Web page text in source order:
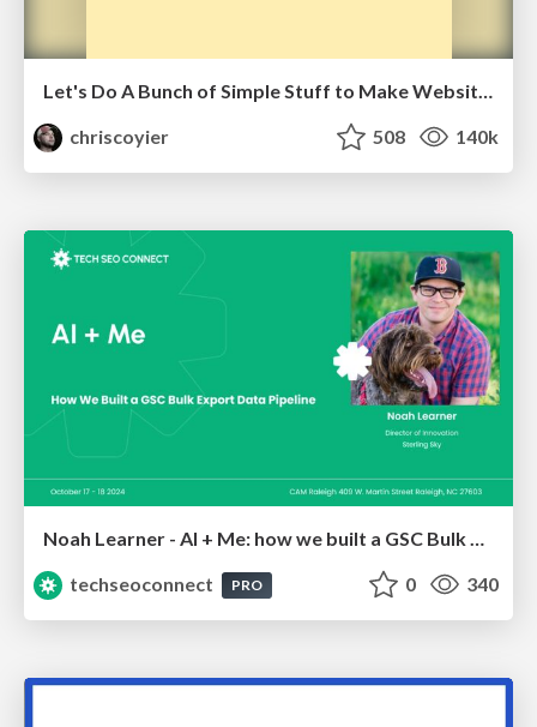
Let's Do A Bunch of Simple Stuff to Make Websites Faster
chriscoyier
508 140k
Noah Learner - AI + Me: how we built a GSC Bulk Export data pipeline
techseoconnect
PRO 0 340